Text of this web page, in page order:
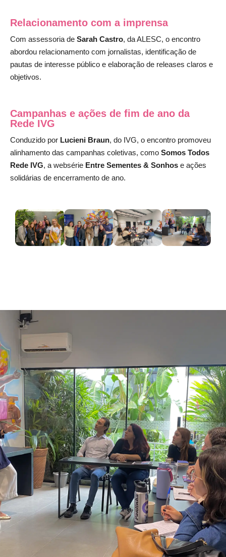
Relacionamento com a imprensa
Com assessoria de Sarah Castro, da ALESC, o encontro
abordou relacionamento com jornalistas, identificação de
pautas de interesse público e elaboração de releases claros e
objetivos.
Campanhas e ações de fim de ano da
Rede IVG
Conduzido por Lucieni Braun, do IVG, o encontro promoveu
alinhamento das campanhas coletivas, como Somos Todos
Rede IVG, a websérie Entre Sementes & Sonhos e ações
solidárias de encerramento de ano.